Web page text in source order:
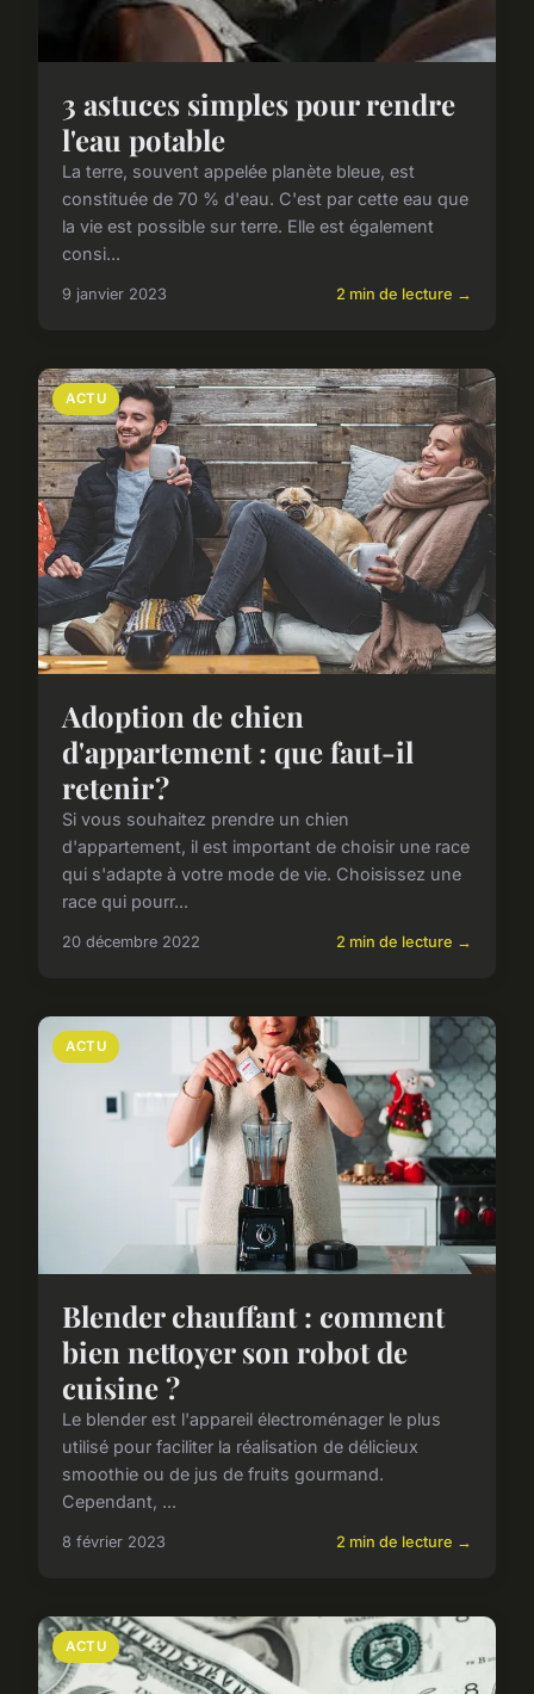
3 astuces simples pour rendre
l'eau potable
La terre, souvent appelée planète bleue, est
constituée de 70 % d'eau. C'est par cette eau que
la vie est possible sur terre. Elle est également
consi...
9 janvier 2023 2 min de lecture →
ACTU
Adoption de chien
d'appartement : que faut-il
retenir ?
Si vous souhaitez prendre un chien
d'appartement, il est important de choisir une race
qui s'adapte à votre mode de vie. Choisissez une
race qui pourr...
20 décembre 2022 2 min de lecture →
ACTU
Blender chauffant : comment
bien nettoyer son robot de
cuisine ?
Le blender est l'appareil électroménager le plus
utilisé pour faciliter la réalisation de délicieux
smoothie ou de jus de fruits gourmand.
Cependant, ...
8 février 2023 2 min de lecture →
ACTU